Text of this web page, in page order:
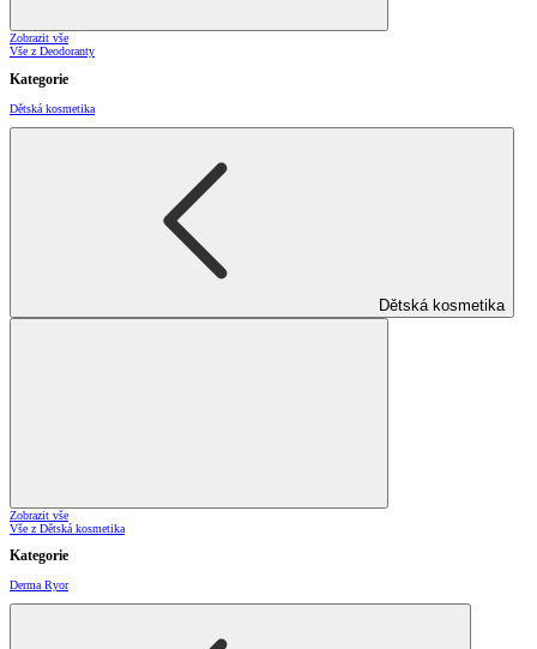
Zobrazit vše
Vše z Deodoranty
Kategorie
Dětská kosmetika
Dětská kosmetika
Zobrazit vše
Vše z Dětská kosmetika
Kategorie
Derma Ryor